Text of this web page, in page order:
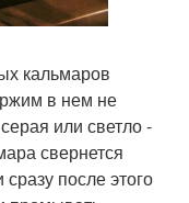
кальмаров
в нем не
или светло -
свернется
после этого